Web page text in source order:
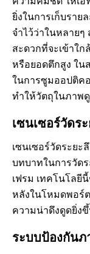
ยิ่งในการเก็บราย
จำไว้ว่าในหลาย
สะดวกที่จะเข้าใก
หรือยอดตึกสูง ใ
ในการซูมออปติค
ทำให้วัตถุในภาพ
เซนเซอร์วัดร
เซนเซอร์วัดระย
บทบาทในการวัด
เฟรม เทคโนโลยี
หลังในโหมดพอร์
ความน่าดึงดูดยิ่ง
ระบบป้องกันภ